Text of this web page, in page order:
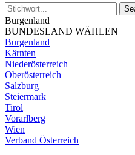
Burgenland
BUNDESLAND WÄHLEN
Burgenland
Kärnten
Niederösterreich
Oberösterreich
Salzburg
Steiermark
Tirol
Vorarlberg
Wien
Verband Österreich